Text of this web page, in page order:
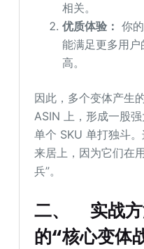
相关。
优质体验： 你
能满足更多用
高。
因此，多个变体产生
ASIN 上，形成一股
单个 SKU 单打独斗
来居上，因为它们在
兵”。
二、 实战
的“核心变体